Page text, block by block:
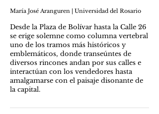
María José Aranguren | Universidad del Rosario
Desde la Plaza de Bolívar hasta la Calle 26
se erige solemne como columna vertebral
uno de los tramos más históricos y
emblemáticos, donde transeúntes de
diversos rincones andan por sus calles e
interactúan con los vendedores hasta
amalgamarse con el paisaje disonante de
la capital.